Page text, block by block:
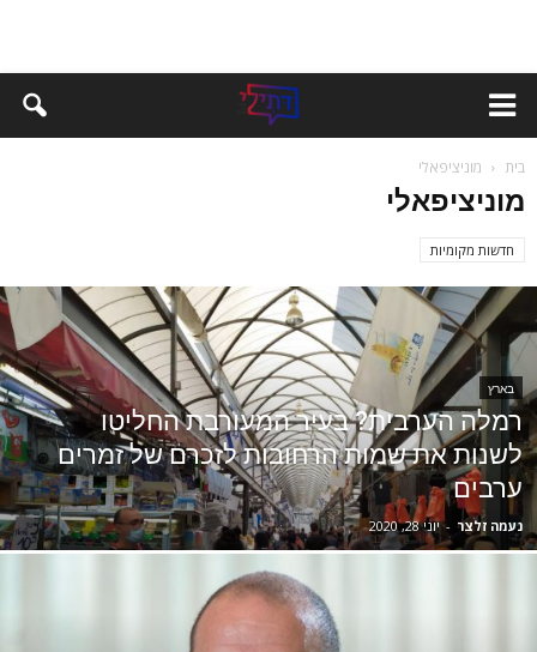
בית מוניציפאלי
מוניציפאלי
חדשות מקומיות
בארץ
רמלה הערבית? בעיר המעורבת החליטו
לשנות את שמות הרחובות לזכרם של זמרים
ערבים
נעמה זלצר - יוני 28, 2020